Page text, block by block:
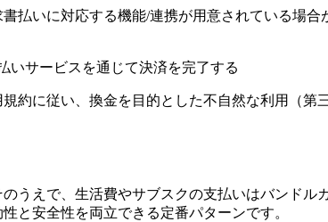
払いに対応する機能/連携が用意されている場合
いサービスを通じて決済を完了する
約に従い、換金を目的とした不自然な利用（
うえで、生活費やサブスクの支払いはバンド
と安全性を両立できる定番パターンです。